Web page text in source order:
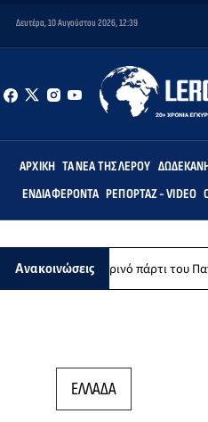
Δευτέρα, 10 Αυγούστου 2026, 12:39
ΑΡΧΙΚΉ ΤΑ ΝΈΑ ΤΗΣ ΛΈΡΟΥ
ΕΝΔΙΑΦΈΡΟΝΤΑ ΡΕΠΟΡΤΆΖ - VIDEO
Ανακοινώσεις
καλοκαιρινό πάρτι του Πανιωνίου
ΕΛΛΑΔΑ